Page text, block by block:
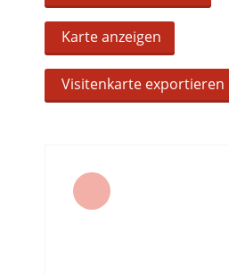
Karte anzeigen
Visitenkarte exportieren